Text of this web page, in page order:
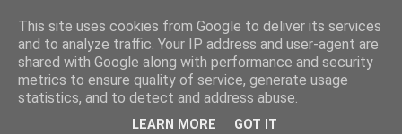
This site uses cookies from Google to deliver its services
and to analyze traffic. Your IP address and user-agent are
shared with Google along with performance and security
metrics to ensure quality of service, generate usage
statistics, and to detect and address abuse.
LEARN MORE GOT IT